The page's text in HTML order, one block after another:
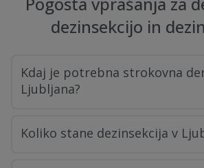
dezinsekcijo in
Kdaj je potrebna strokovna
Ljubljana?
Koliko stane dezinsekcija v